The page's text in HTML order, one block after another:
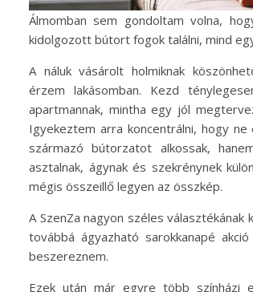
Álmomban sem gondoltam volna,
kidolgozott bútort fogok találni, mind
A náluk vásárolt holmiknak
érzem lakásomban. Kezd
apartmannak, mintha egy jól
Igyekeztem arra koncentrálni, hogy
származó bútorzatot alkossak,
asztalnak, ágynak és szekrénynek
mégis összeillő legyen az összkép.
A SzenZa nagyon széles
továbbá ágyazható sarokkanapé
beszereznem.
Ezek után már egyre több színházi